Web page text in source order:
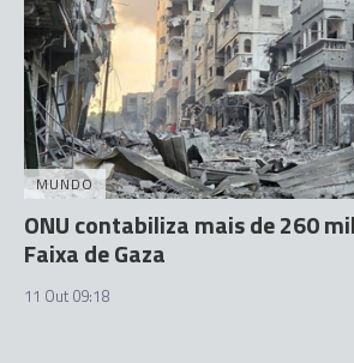
MUNDO
ONU contabiliza mais de 260
Faixa de Gaza
11 Out 09:18